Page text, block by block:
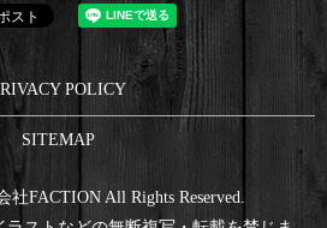
POLICY
SITEMAP
社FACTION All Rights Reserved.